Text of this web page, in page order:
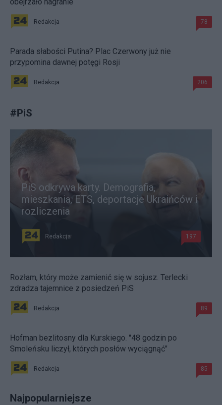
Redakcja 78
Parada słabości Putina? Plac Czerwony już nie
przypomina dawnej potęgi Rosji
Redakcja 206
#PiS
PiS odkrywa karty. Demografia,
mieszkania, ETS, deportacje Ukraińców i
rozliczenia
Redakcja 197
Rozłam, który może zamienić się w sojusz. Terlecki
zdradza tajemnice z posiedzeń PiS
Redakcja 89
Hofman bezlitosny dla Kurskiego. "48 godzin po
Smoleńsku liczył, których posłów wyciągnąć"
Redakcja 85
Najpopularniejsze